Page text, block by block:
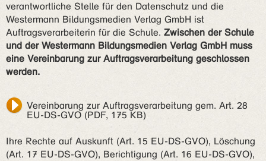
verantwortliche Stelle für den Datenschutz und die
Westermann Bildungsmedien Verlag GmbH ist
Auftragsverarbeiterin für die Schule. Zwischen der Schule
und der Westermann Bildungsmedien Verlag GmbH muss
eine Vereinbarung zur Auftragsverarbeitung geschlossen
werden.
Vereinbarung zur Auftragsverarbeitung gem. Art. 28
EU-DS-GVO (PDF, 175 KB)
Ihre Rechte auf Auskunft (Art. 15 EU-DS-GVO), Löschung
(Art. 17 EU-DS-GVO), Berichtigung (Art. 16 EU-DS-GVO),